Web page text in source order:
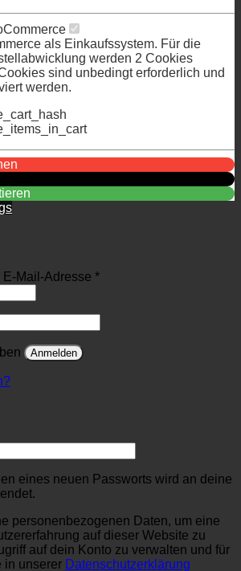
als Einkaufssystem. Für die
werden 2 Cookies
sind unbedingt erforderlich und
werden.
E-Mail-Adresse *Erforderlich
Anmelden
eines neuen Passworts wird an deine
personenbezogenen Daten, um eine
auf dieser Website zu
auf dein Konto zu verwalten und für
in unserer Datenschutzerklärung